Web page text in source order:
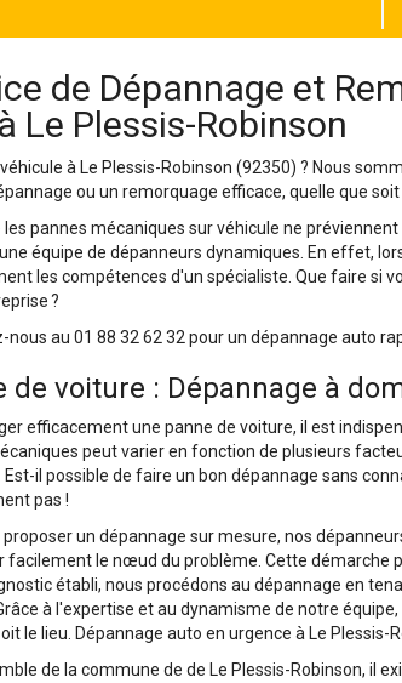
de Dépannage et
Le Plessis-Robinson
à Le Plessis-Robinson (92350) ? Nous
ou un remorquage efficace, quelle que soit
les pannes mécaniques sur véhicule ne
équipe de dépanneurs dynamiques. En effet,
les compétences d'un spécialiste. Que faire si
?
nous au 01 88 32 62 32 pour un dépannage auto
de voiture : Dépannage à
efficacement une panne de voiture, il est
peut varier en fonction de plusieurs
Est-il possible de faire un bon dépannage sans
pas !
proposer un dépannage sur mesure, nos
facilement le nœud du problème. Cette démarche
établi, nous procédons au dépannage en
à l'expertise et au dynamisme de notre
le lieu. Dépannage auto en urgence à Le Plessis-
de la commune de de Le Plessis-Robinson, il